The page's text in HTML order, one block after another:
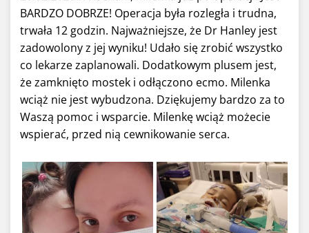
BARDZO DOBRZE! Operacja była rozległa i trudna,
trwała 12 godzin. Najważniejsze, że Dr Hanley jest
zadowolony z jej wyniku! Udało się zrobić wszystko
co lekarze zaplanowali. Dodatkowym plusem jest,
że zamknięto mostek i odłączono ecmo. Milenka
wciąż nie jest wybudzona. Dziękujemy bardzo za to
Waszą pomoc i wsparcie. Milenkę wciąż możecie
wspierać, przed nią cewnikowanie serca.